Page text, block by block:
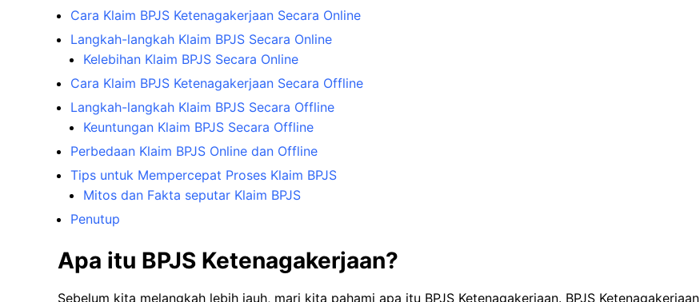
Cara Klaim BPJS Ketenagakerjaan Secara Online
Langkah-langkah Klaim BPJS Secara Online
Kelebihan Klaim BPJS Secara Online
Cara Klaim BPJS Ketenagakerjaan Secara Offline
Langkah-langkah Klaim BPJS Secara Offline
Keuntungan Klaim BPJS Secara Offline
Perbedaan Klaim BPJS Online dan Offline
Tips untuk Mempercepat Proses Klaim BPJS
Mitos dan Fakta seputar Klaim BPJS
Penutup
Apa itu BPJS Ketenagakerjaan?
Sebelum kita melangkah lebih jauh, mari kita pahami apa itu BPJS Ketenagakerjaan. BPJS Ketenagakerjaan